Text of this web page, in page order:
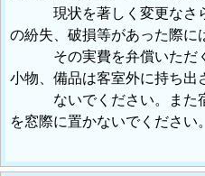
現状を著しく変更なさら
の紛失、破損等があった際に
その実費を弁償いただく
小物、備品は客室外に持ち出
ないでください。また宿
を窓際に置かないでください。